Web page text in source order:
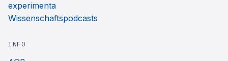
experimenta
Wissenschaftspodcasts
INFO